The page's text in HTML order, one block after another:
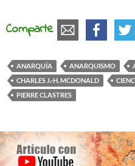
Comparte
ANARQUÍA ANARQUISMO
CHARLES J.-H. MCDONALD
PIERRE CLASTRES